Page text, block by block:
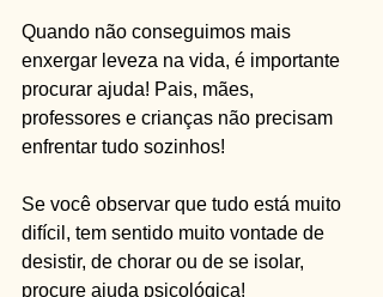
Quando não conseguimos mais
enxergar leveza na vida, é importante
procurar ajuda! Pais, mães,
professores e crianças não precisam
enfrentar tudo sozinhos!
Se você observar que tudo está muito
difícil, tem sentido muito vontade de
desistir, de chorar ou de se isolar,
procure ajuda psicológica!